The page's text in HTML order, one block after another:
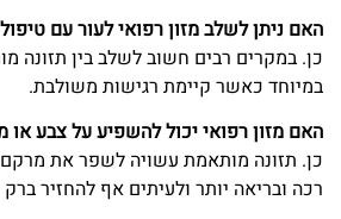
האם ניתן לשלב מזון רפואי לעור עם
כן. במקרים רבים חשוב לשלב בין תזונה
במיוחד כאשר קיימת רגישות משולבת.
האם מזון רפואי יכול להשפיע על צבע או
כן. תזונה מותאמת עשויה לשפר את מרקם
רכה ובריאה יותר ולעיתים אף להחזיר